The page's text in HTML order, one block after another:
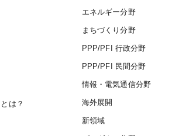
は？
エネルギー分野
まちづくり分野
PPP/PFI 行政分野
PPP/PFI 民間分野
情報・電気通信分野
海外展開
新領域